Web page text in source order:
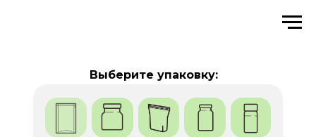
Выберите упаковку: